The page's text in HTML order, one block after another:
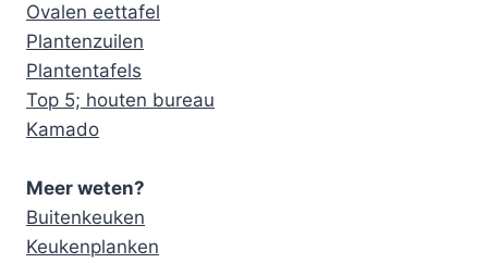
Ovalen eettafel
Plantenzuilen
Plantentafels
Top 5; houten bureau
Kamado
Meer weten?
Buitenkeuken
Keukenplanken